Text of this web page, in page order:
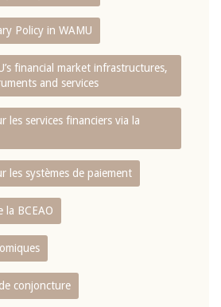
Policy in WAMU
financial market infrastructures,
and services
les services financiers via la
les systèmes de paiement
la BCEAO
conjoncture